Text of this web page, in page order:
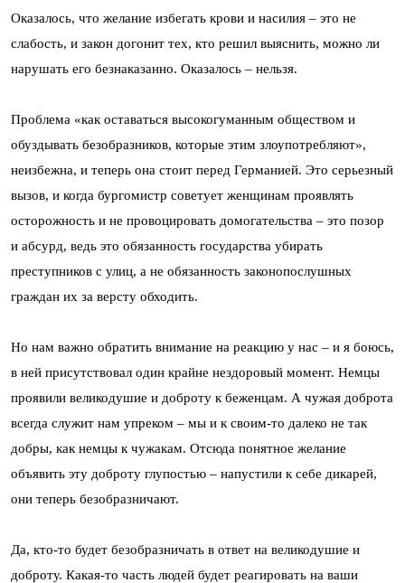
Оказалось, что желание избегать крови и насилия – это не
слабость, и закон догонит тех, кто решил выяснить, можно ли
нарушать его безнаказанно. Оказалось – нельзя.
Проблема «как оставаться высокогуманным обществом и
обуздывать безобразников, которые этим злоупотребляют»,
неизбежна, и теперь она стоит перед Германией. Это серьезный
вызов, и когда бургомистр советует женщинам проявлять
осторожность и не провоцировать домогательства – это позор
и абсурд, ведь это обязанность государства убирать
преступников с улиц, а не обязанность законопослушных
граждан их за версту обходить.
Но нам важно обратить внимание на реакцию у нас – и я боюсь,
в ней присутствовал один крайне нездоровый момент. Немцы
проявили великодушие и доброту к беженцам. А чужая доброта
всегда служит нам упреком – мы и к своим-то далеко не так
добры, как немцы к чужакам. Отсюда понятное желание
объявить эту доброту глупостью – напустили к себе дикарей,
они теперь безобразничают.
Да, кто-то будет безобразничать в ответ на великодушие и
доброту. Какая-то часть людей будет реагировать на ваши